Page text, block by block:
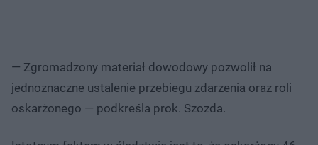
— Zgromadzony materiał dowodowy pozwolił na
jednoznaczne ustalenie przebiegu zdarzenia oraz roli
oskarżonego — podkreśla prok. Szozda.